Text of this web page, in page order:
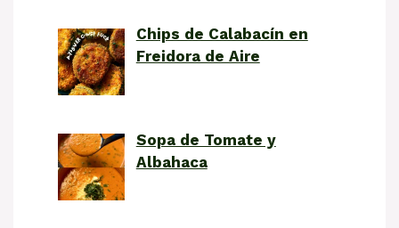
Chips de Calabacín en
Freidora de Aire
Sopa de Tomate y
Albahaca